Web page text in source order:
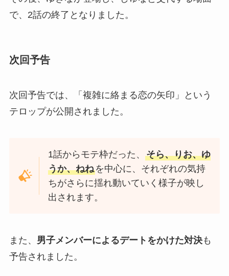
で、2話の終了となりました。
次回予告
次回予告では、「複雑に絡まる恋の矢印」という
テロップが公開されました。
1話からモテ枠だった、そら、りお、ゆ
うか、ねねを中心に、それぞれの気持
ちがさらに揺れ動いていく様子が映し
出されます。
また、 男子メンバーによるデートをかけた対決も
予告されました。